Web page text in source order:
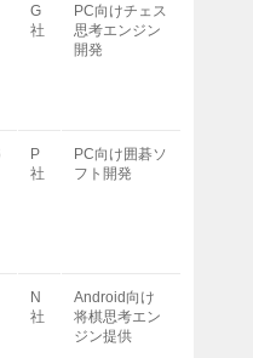
G
社
PC向けチェス
思考エンジン
開発
P
社
PC向け囲碁ソ
フト開発
N
社
Android向け
将棋思考エン
ジン提供